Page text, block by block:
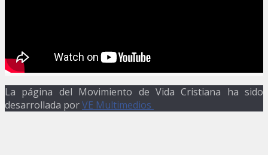
La página del Movimiento de Vida Cristiana ha sido
desarrollada porVE Multimedios